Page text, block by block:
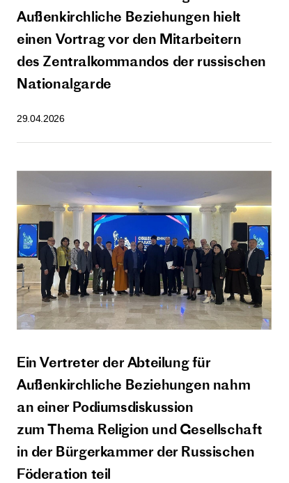
Außenkirchliche Beziehungen hielt
einen Vortrag vor den Mitarbeitern
des Zentralkommandos der russischen
Nationalgarde
29.04.2026
Ein Vertreter der Abteilung für
Außenkirchliche Beziehungen nahm
an einer Podiumsdiskussion
zum Thema Religion und Gesellschaft
in der Bürgerkammer der Russischen
Föderation teil